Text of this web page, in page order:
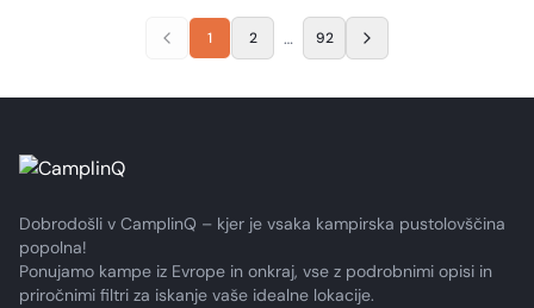
1 2 … 92
Dobrodošli v CamplinQ – kjer je vsaka kampirska pustolovščina
popolna!
Ponujamo kampe iz Evrope in onkraj, vse z podrobnimi opisi in
priročnimi filtri za iskanje vaše idealne lokacije.